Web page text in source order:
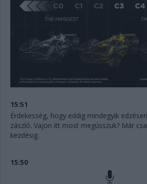
15:51
Érdekesség, hogy eddig mindegyik
zászló. Vajon itt most megússzuk? Már
kezdésig.
15:50